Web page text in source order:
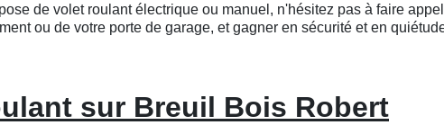
de volet roulant électrique ou manuel, n'hésitez pas à faire
ou de votre porte de garage, et gagner en sécurité et en
sur Breuil Bois Robert